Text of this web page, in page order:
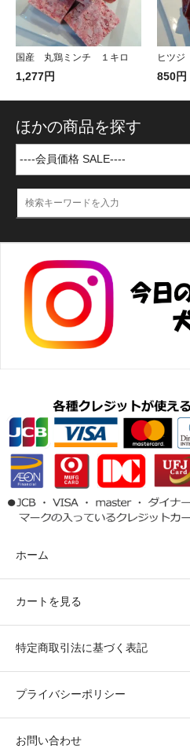
国産 丸鶏ミンチ １キロ
1,277円
ヒツ
850円
ほかの商品を探す
ホーム
カートを見る
特定商取引法に基づく表記
プライバシーポリシー
お問い合わせ